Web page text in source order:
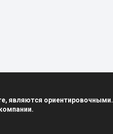
являются ориентировочными.